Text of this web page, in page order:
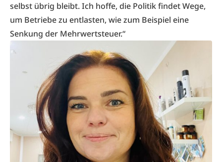
selbst übrig bleibt. Ich hoffe, die Politik findet Wege,
um Betriebe zu entlasten, wie zum Beispiel eine
Senkung der Mehrwertsteuer.“